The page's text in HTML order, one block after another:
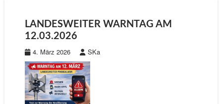
LANDESWEITER WARNTAG AM
12.03.2026
4. März 2026 SKa